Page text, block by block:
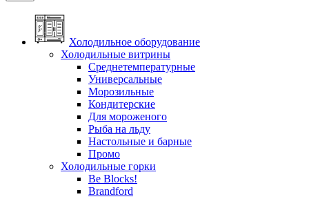
Холодильное оборудование
Холодильные витрины
Среднетемпературные
Универсальные
Морозильные
Кондитерские
Для мороженого
Рыба на льду
Настольные и барные
Промо
Холодильные горки
Be Blocks!
Brandford